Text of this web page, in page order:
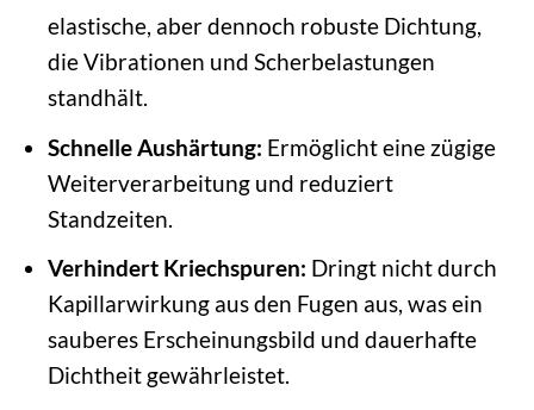
elastische, aber dennoch robuste Dichtung,
die Vibrationen und Scherbelastungen
standhält.
Schnelle Aushärtung: Ermöglicht eine zügige
Weiterverarbeitung und reduziert
Standzeiten.
Verhindert Kriechspuren: Dringt nicht durch
Kapillarwirkung aus den Fugen aus, was ein
sauberes Erscheinungsbild und dauerhafte
Dichtheit gewährleistet.